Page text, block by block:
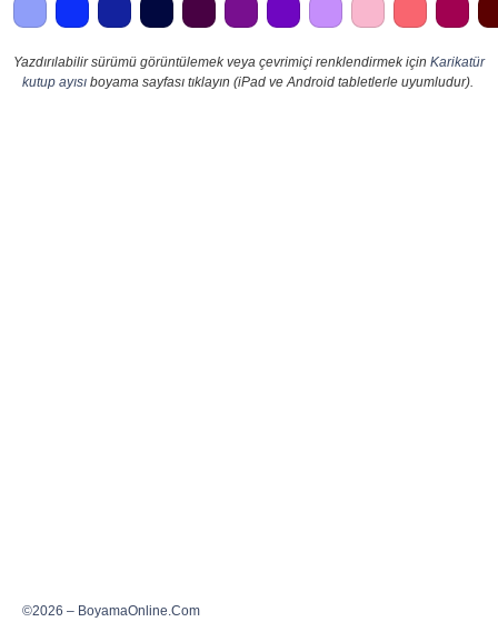
Yazdırılabilir sürümü görüntülemek veya çevrimiçi renklendirmek için Karikatür
kutup ayısıboyama sayfası tıklayın (iPad ve Android tabletlerle uyumludur).
©2026 – BoyamaOnline.Com